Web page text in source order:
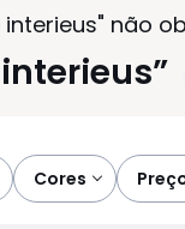
não
cores